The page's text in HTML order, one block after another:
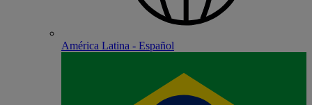
América Latina - Español